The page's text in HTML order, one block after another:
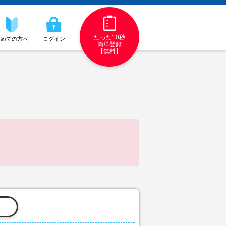
ての方へ ログイン
たった10秒
簡単登録
【無料】